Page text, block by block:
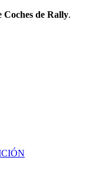
Coches de Rally.